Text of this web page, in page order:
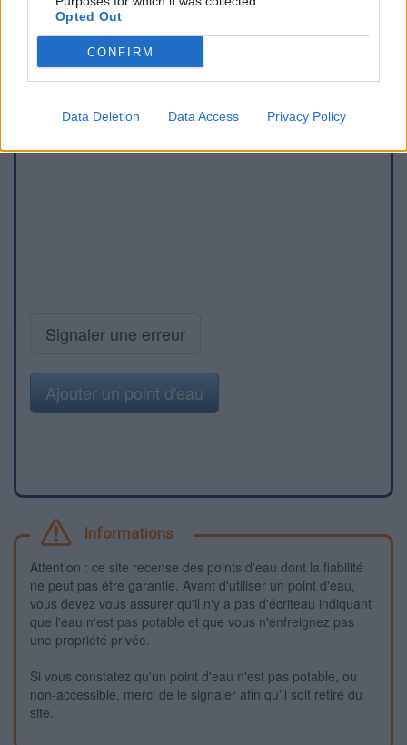
Opted Out
CONFIRM
Data Deletion Data Access Privacy Policy
Signaler une erreur
Ajouter un point d'eau
Informations
Attention : ce site recense des points d'eau dont la fiabilité
ne peut pas être garantie. Avant d'utiliser un point d'eau,
vous devez vous assurer qu'il n'y a pas d'écriteau indiquant
que l'eau n'est pas potable et que vous n'enfreignez pas
une propriété privée.
Si vous constatez qu'un point d'eau n'est pas potable, ou
non-accessible, merci de le signaler afin qu'il soit retiré du
site.